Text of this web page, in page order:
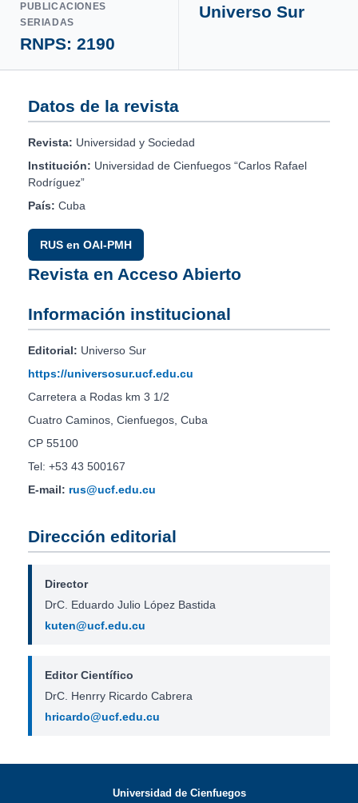
PUBLICACIONES
SERIADAS
RNPS: 2190
Universo Sur
Datos de la revista
Revista: Universidad y Sociedad
Institución: Universidad de Cienfuegos “Carlos Rafael
Rodríguez”
País: Cuba
RUS en OAI-PMH
Revista en Acceso Abierto
Información institucional
Editorial: Universo Sur
https://universosur.ucf.edu.cu
Carretera a Rodas km 3 1/2
Cuatro Caminos, Cienfuegos, Cuba
CP 55100
Tel: +53 43 500167
E-mail: rus@ucf.edu.cu
Dirección editorial
Director
DrC. Eduardo Julio López Bastida
kuten@ucf.edu.cu
Editor Científico
DrC. Henrry Ricardo Cabrera
hricardo@ucf.edu.cu
Universidad de Cienfuegos